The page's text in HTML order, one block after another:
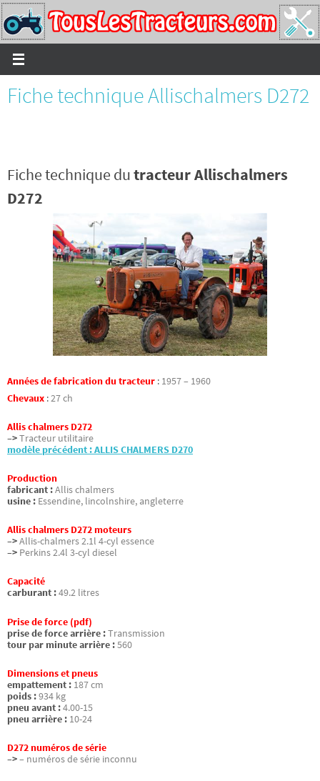
Passer
vers
le
contenu
Fiche technique Allischalmers D272
Fiche technique dutracteur Allischalmers
D272
Années de fabrication du tracteur : 1957 – 1960
Chevaux :27 ch
Allis chalmers D272
–>Tracteur utilitaire
modèle précédent : ALLIS CHALMERS D270
Production
fabricant :Allis chalmers
usine : Essendine, lincolnshire, angleterre
Allis chalmers D272 moteurs
–>Allis-chalmers 2.1l 4-cyl essence
–> Perkins 2.4l 3-cyl diesel
Capacité
carburant :49.2 litres
Prise de force (pdf)
prise de force arrière :Transmission
tour par minute arrière :560
Dimensions et pneus
empattement : 187 cm
poids :934 kg
pneu avant :4.00-15
pneu arrière : 10-24
D272 numéros de série
–>– numéros de série inconnu